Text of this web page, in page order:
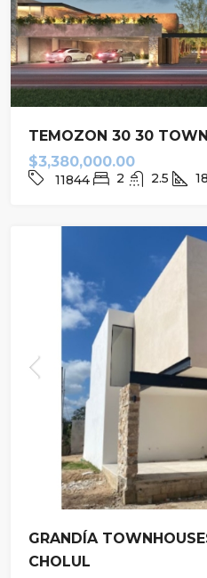
TEMOZON 30 30
$3,380,000.00
11844 2 2.5
GRANDÍA
CHOLUL